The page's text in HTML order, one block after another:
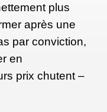
plus
après une
par conviction,
en
prix chutent –